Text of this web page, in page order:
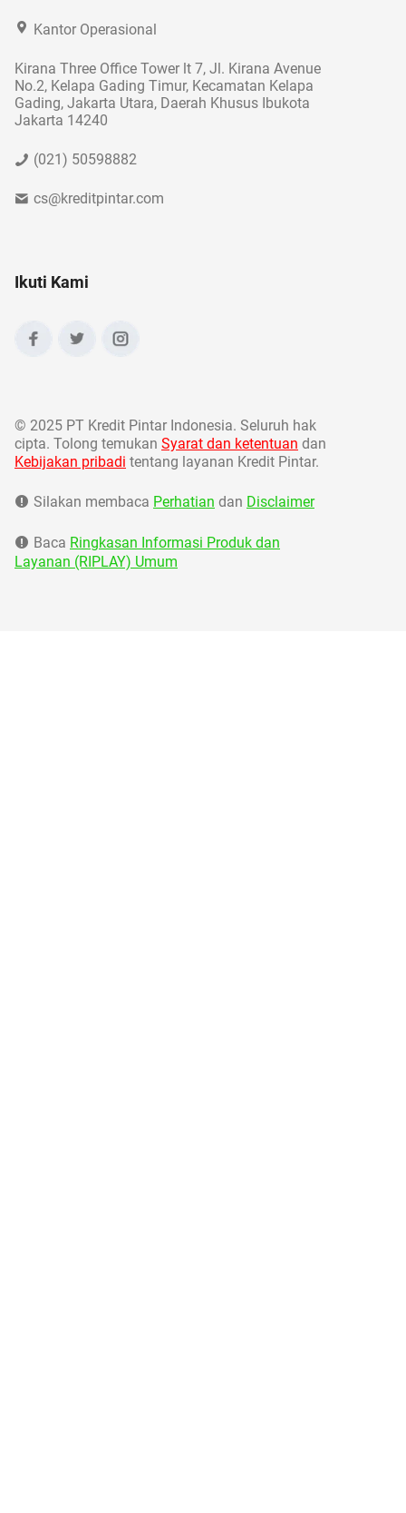
Kantor Operasional
Kirana Three Office Tower lt 7, Jl. Kirana Avenue
No.2, Kelapa Gading Timur, Kecamatan Kelapa
Gading, Jakarta Utara, Daerah Khusus Ibukota
Jakarta 14240
(021) 50598882
cs@kreditpintar.com
Ikuti Kami
© 2025 PT Kredit Pintar Indonesia. Seluruh hak
cipta. Tolong temukan Syarat dan ketentuan dan
Kebijakan pribadi tentang layanan Kredit Pintar.
Silakan membaca Perhatian dan Disclaimer
Baca Ringkasan Informasi Produk dan
Layanan (RIPLAY) Umum